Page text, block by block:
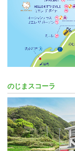
のじまスコーラ